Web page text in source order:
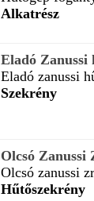
Alkatrész
Eladó Zanussi
Eladó zanussi
Szekrény
Olcsó Zanussi
Olcsó zanussi
Hűtőszekrény